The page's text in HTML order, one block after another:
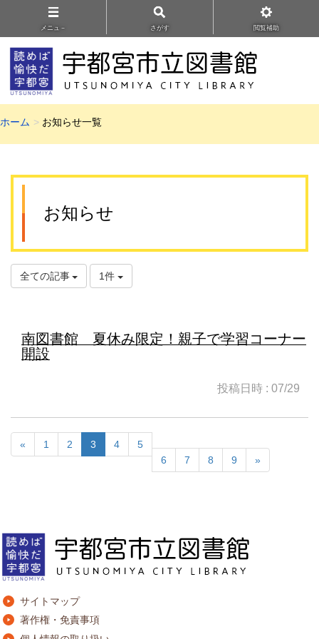
メニュ－ さがす 閲覧補助
ホーム お知らせ一覧
お知らせ
全ての記事 1件
南図書館 夏休み限定！親子で学習コーナー
開設
投稿日時 : 07/29
« 1 2 3 4
5
6
7 8 9 »
サイトマップ
著作権・免責事項